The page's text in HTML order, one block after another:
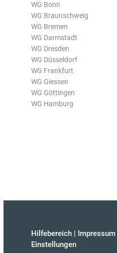
WG Bonn
WG Braunschweig
WG Bremen
WG Darmstadt
WG Dresden
WG Düsseldorf
WG Frankfurt
WG Giessen
WG Göttingen
WG Hamburg
Hilfebereich | Impressum
Einstellungen